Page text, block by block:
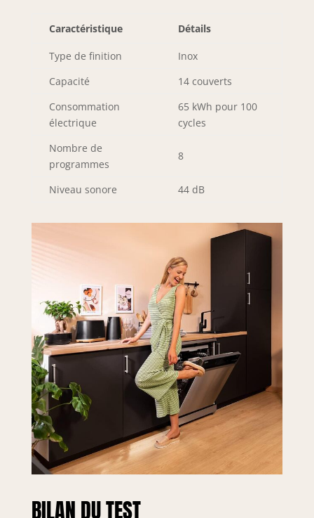
lorsque le lavage
du lave-vaisselle se
terminera, car ce
porte de la même
achèvement,
indiquant ainsi
peut déjà vider
Caractéristique Détails
Type de finition
Inox
Capacité
14 couverts
Consommation
électrique
65 kWh pour 100
cycles
Nombre de
programmes
8
Niveau sonore 44 dB
BILAN DU TEST